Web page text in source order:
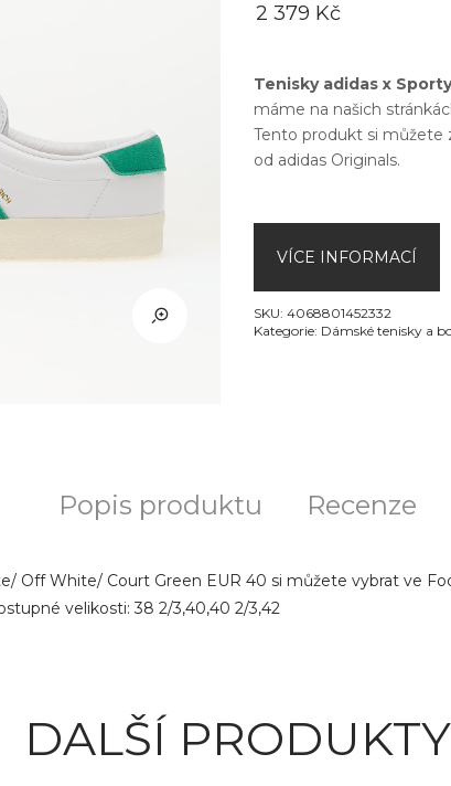
2 379 Kč
Tenisky adidas x
máme na našich
Tento produkt si můžete
od adidas Originals.
VÍCE INFORMACÍ
SKU: 4068801452332
Kategorie: Dámské tenisky a
Popis produktu Recenze
Off White/ Court Green EUR 40 si můžete vybrat ve
velikosti: 38 2/3,40,40 2/3,42
DALŠÍ PRODUKTY